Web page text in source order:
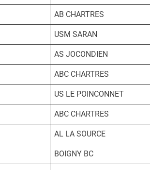
AB CHARTRES
USM SARAN
AS JOCONDIEN
ABC CHARTRES
US LE POINCONNET
ABC CHARTRES
AL LA SOURCE
BOIGNY BC